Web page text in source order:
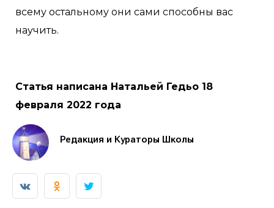
всему остальному они сами способны вас
научить.
Статья написана Натальей Гедьо 18
февраля 2022 года
Редакция и Кураторы Школы